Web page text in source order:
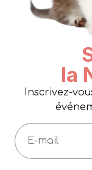
la
Inscrivez-